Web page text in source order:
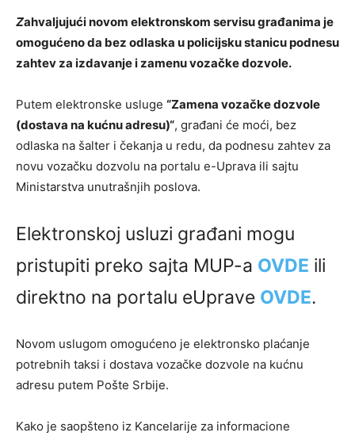
Zahvaljujući novom elektronskom servisu građanima je
omogućeno da bez odlaska u policijsku stanicu podnesu
zahtev za izdavanje i zamenu vozačke dozvole.
Putem elektronske usluge “Zamena vozačke dozvole
(dostava na kućnu adresu)“, građani će moći, bez
odlaska na šalter i čekanja u redu, da podnesu zahtev za
novu vozačku dozvolu na portalu e-Uprava ili sajtu
Ministarstva unutrašnjih poslova.
Elektronskoj usluzi građani mogu
pristupiti preko sajta MUP-a OVDE ili
direktno na portalu eUprave OVDE.
Novom uslugom omogućeno je elektronsko plaćanje
potrebnih taksi i dostava vozačke dozvole na kućnu
adresu putem Pošte Srbije.
Kako je saopšteno iz Kancelarije za informacione